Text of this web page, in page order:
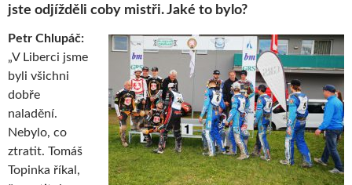
jste odjížděli coby mistři. Jaké to bylo?
Petr Chlupáč:
„V Liberci jsme
byli všichni
dobře
naladění.
Nebylo, co
ztratit. Tomáš
Topinka říkal,